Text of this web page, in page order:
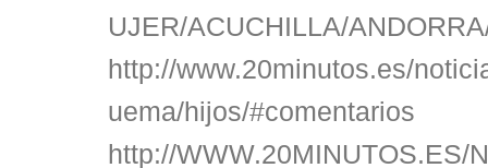
UJER/ACUCHILLA/
http://www.20minutos.es/
uema/hijos/#comentarios
http://WWW.20MINUTOS.ES/